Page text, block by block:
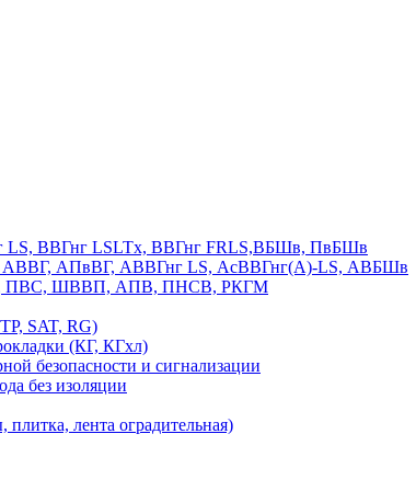
LS, ВВГнг LSLTx, ВВГнг FRLS,ВБШв, ПвБШв
АВВГ, АПвВГ, АВВГнг LS, АсВВГнг(А)-LS, АВБШв
ПВС, ШВВП, АПВ, ПНСВ, РКГМ
SAT, RG)
(КГ, КГхл)
безопасности и сигнализации
без изоляции
лента оградительная)